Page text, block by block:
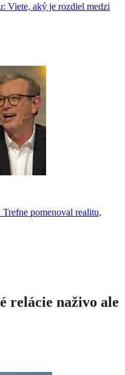
Viete, aký je rozdiel medzi
pomenoval realitu,
relácie naživo ale